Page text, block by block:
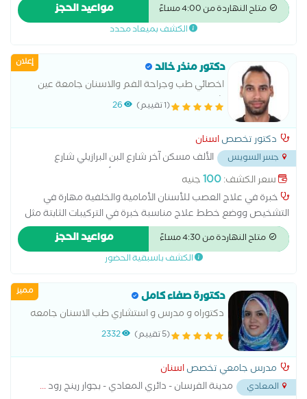
والكاملة إجراء جميع أنواع الحشوات التجميلية والعلاجية خبرة في
خلع الأسنان البسيط والجراحي الاهتمام براحة المريض وجودة العلاج
وقائية وعلاجية عالية الجودة تطوير مستمر للمهارات ومواكبة
التقنيات الحديثة
متاح النهاردة من 4:00 مساءً مواعيد الحجز
الكشف بميعاد محدد
إعلان دكتور منذر خالد
اخصائي طب وجراحة الفم والاسنان جامعة عين
شمس
(1 تقييم) 26
دكتور تخصصاسنان
جسر السويس
الألف مسكن آخر شارع البن البرازيلي شارع
عبدالمحسن المسيمي تقاطع شارع الإنتاج اعلي ألبان المغربي
سعر الكشف:100جنيه
خبرة في علاج العصب للأسنان الأمامية والخلفية مهارة في
التشخيص ووضع خطط علاج مناسبة خبرة في التركيبات الثابتة مثل
التيجان والجسور خبرة في التركيبات المتحركة والأطقم الجزئية
والكاملة إجراء جميع أنواع الحشوات التجميلية والعلاجية خبرة في
خلع الأسنان البسيط والجراحي الاهتمام براحة المريض وجودة العلاج
وقائية وعلاجية عالية الجودة تطوير مستمر للمهارات ومواكبة
التقنيات الحديثة
متاح النهاردة من 4:30 مساءً مواعيد الحجز
الكشف باسبقية الحضور
مميز دكتورة صفاء كامل
دكتوراه و مدرس و استشاري طب الاسنان جامعه
القاهرهدكتورة اسنان متخصص في اسنان بالغين،
تركيبات اسنان، اسنان مسنين، اشعة
(5 تقييم) 2332
مدرس جامعي تخصصاسنان
المعادي مدينة الفرسان - دائري المعادي - بجوار رينج رود...